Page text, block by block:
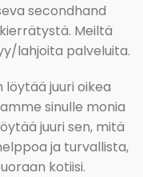
secondhand
Meiltä
lahjoita palveluita.
löytää juuri oikea
sinulle monia
juuri sen, mitä
ja turvallista,
kotiisi.